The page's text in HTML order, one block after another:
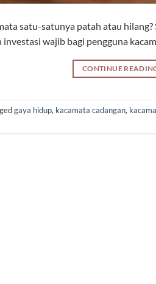
satu-satunya patah atau
investasi wajib bagi pengguna
CONTINUE
gaya hidup, kacamata cadangan,